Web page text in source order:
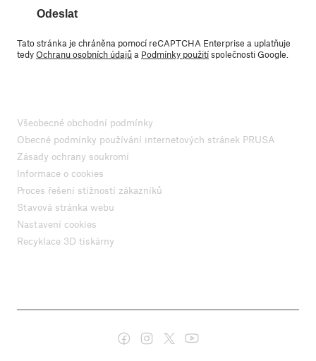
Odeslat
Tato stránka je chráněna pomocí reCAPTCHA Enterprise a uplatňuje
tedyOchranu osobních údajůa Podmínky použitíspolečnosti Google.
Všeobecné obchodní podmínky
Obecné podmínky používání internetových stránek PRUSA
Zásady ochrany soukromí
Informace o cookies
Proces řešení stížností zákazníků
Stavová stránka webu
Nastavení cookies
Recyklace 3D tiskárny